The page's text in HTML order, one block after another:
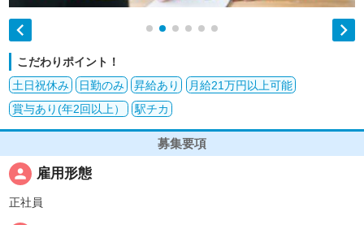
 
こだわりポイント！
土日祝休み
日勤のみ 昇給あり
月給21万円以上可能
賞与あり(年2回以上）
駅チカ
募集要項
person 雇用形態
正社員